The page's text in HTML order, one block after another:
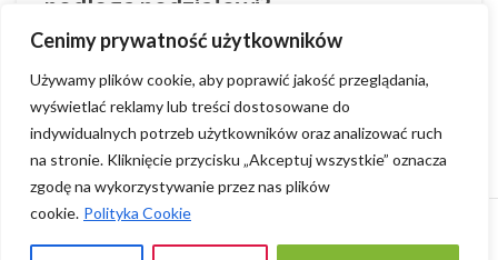
Cenimy prywatność użytkowników
Używamy plików cookie, aby poprawić jakość przeglądania,
wyświetlać reklamy lub treści dostosowane do
indywidualnych potrzeb użytkowników oraz analizować ruch
na stronie. Kliknięcie przycisku „Akceptuj wszystkie” oznacza
zgodę na wykorzystywanie przez nas plików
cookie. Polityka Cookie
Po rozwodzie nie zawsze występuje podział majątku
równo po połowie. Udział obu małżonków zależy od
wielu okoliczności, a za ich ustalen...
ADWOKAT Anita Śniadek-Krół
Polityka prywatności